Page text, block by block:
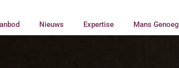
Nieuws Expertise Mans Genoeg